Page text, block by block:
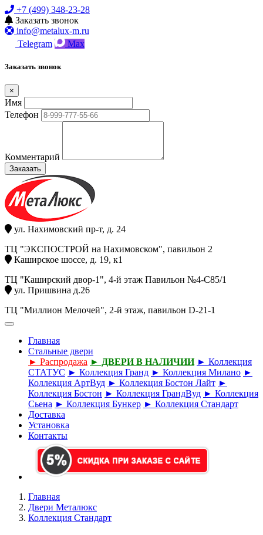
+7 (499) 348-23-28
Заказать звонок
info@metalux-m.ru
Telegram
Max
Заказать звонок
×
Имя
Телефон
Комментарий
Заказать
ул. Нахимовский пр-т, д. 24
ТЦ "ЭКСПОСТРОЙ на Нахимовском", павильон 2
Каширское шоссе, д. 19, к1
ТЦ "Каширский двор-1", 4-й этаж Павильон №4-С85/1
ул. Пришвина д.26
ТЦ "Миллион Мелочей", 2-й этаж, павильон D-21-1
Главная
Стальные двери
► Распродажа ► ДВЕРИ В НАЛИЧИИ ► Коллекция
СТАТУС ► Коллекция Гранд ► Коллекция Милано ►
Коллекция АртВуд ► Коллекция Бостон Лайт ►
Коллекция Бостон ► Коллекция ГрандВуд ► Коллекция
Сьена ► Коллекция Бункер ► Коллекция Стандарт
Доставка
Установка
Контакты
Главная
Двери Металюкс
Коллекция Стандарт